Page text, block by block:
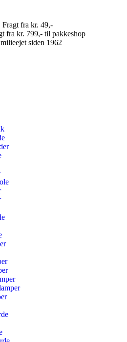
Fragt fra kr. 49,-
fra kr. 799,- til pakkeshop
siden 1962